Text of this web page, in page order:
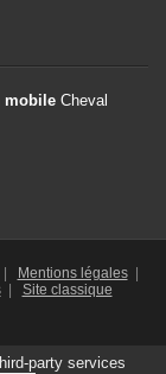
mobile Cheval
| Mentions légales|
| Site classique
party services